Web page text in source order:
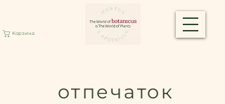
Корзина
отпечаток